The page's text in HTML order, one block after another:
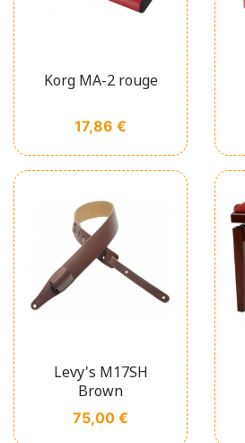
Korg MA-2 rouge
Prix
17,86 €
Levy's M17SH
Brown
Prix
75,00 €